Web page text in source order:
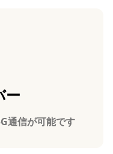
ー
通信が可能です